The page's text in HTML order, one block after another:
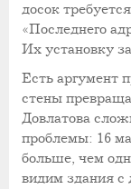
досок
«Последнего
Их установку
Есть аргумент
стены
Довлатова
проблемы: 16
больше, чем
видим здания